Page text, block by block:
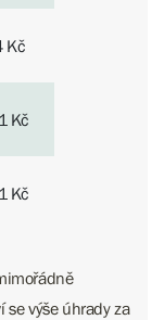
Kč
Kč
Kč
se výše úhrady za